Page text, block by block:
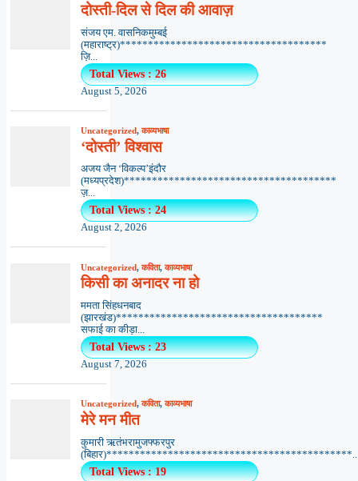
दोस्ती-दिल से दिल की आवाज़
संजय एम. वासनिकमुम्बई
(महाराष्ट्र)*************************************
ज़ि...
Total Views : 26
August 5, 2026
Uncategorized,काव्यभाषा
‘दोस्ती’ विश्वास
अजय जैन ‘विकल्प’इंदौर
(मध्यप्रदेश)**************************************
ज़...
Total Views : 24
August 2, 2026
Uncategorized,कविता,काव्यभाषा
किसी का अनादर ना हो
ममता सिंहधनबाद
(झारखंड)*************************************
सफाई का कीड़ा...
Total Views : 23
August 7, 2026
Uncategorized,कविता,काव्यभाषा
मेरे मन मीत
कुमारी ऋतंभरामुजफ्फरपुर
Total Views : 19